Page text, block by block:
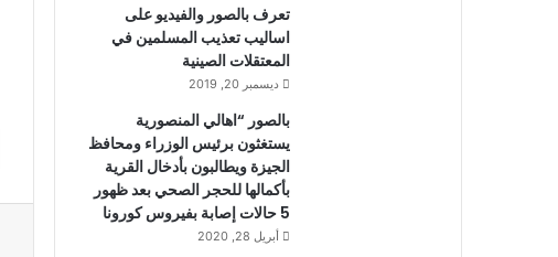
تعرف بالصور والفيديو على
اساليب تعذيب المسلمين في
المعتقلات الصينية
ديسمبر 20, 2019
بالصور “اهالي المنصورية
يستغثون برئيس الوزراء ومحافظ
الجيزة ويطالبون بأدخال القرية
بأكمالها للحجر الصحي بعد ظهور
5 حالات إصابة بفيروس كورونا
أبريل 28, 2020